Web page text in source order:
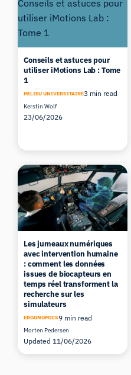
Conseils et astuces pour
utiliser iMotions Lab : Tome
1
MILIEU UNIVERSITAIRE3 min read
Kerstin Wolf
23/06/2026
Les jumeaux numériques
avec intervention humaine
: comment les données
issues de biocapteurs en
temps réel transforment la
recherche sur les
simulateurs
ERGONOMICS9 min read
Morten Pedersen
Updated 11/06/2026